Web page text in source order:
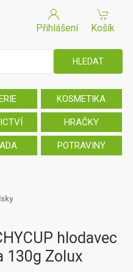
Přihlášení Košík
KOSMETIKA
HRAČKY
POTRAVINY
hlodavec
130g Zolux